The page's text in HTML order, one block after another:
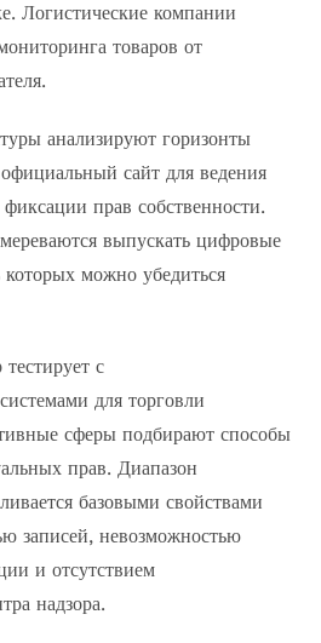
Логистические компании
товаров от
анализируют горизонты
сайт для ведения
прав собственности.
выпускать цифровые
можно убедиться
с
для торговли
сферы подбирают способы
прав. Диапазон
базовыми свойствами
записей, невозможностью
и отсутствием
надзора.